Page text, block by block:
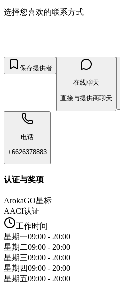
选择您喜欢的联系方式
保存提供者
在线聊天
直接与提供商聊天
电话
+6626378883
认证与奖项
ArokaGO星标
AACI认证
工作时间
星期一09:00 - 20:00
星期二09:00 - 20:00
星期三09:00 - 20:00
星期四09:00 - 20:00
星期五09:00 - 20:00